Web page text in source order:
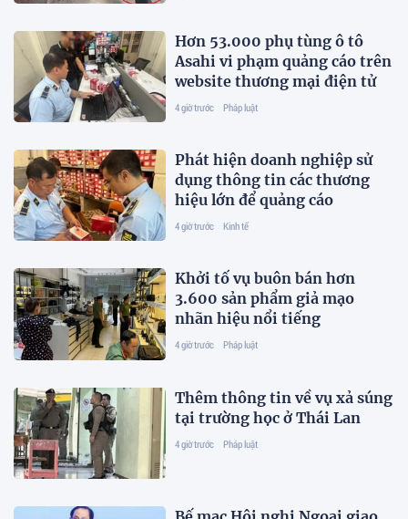
Hơn 53.000 phụ tùng ô tô
Asahi vi phạm quảng cáo trên
website thương mại điện tử
4 giờ trước Pháp luật
Phát hiện doanh nghiệp sử
dụng thông tin các thương
hiệu lớn để quảng cáo
4 giờ trước Kinh tế
Khởi tố vụ buôn bán hơn
3.600 sản phẩm giả mạo
nhãn hiệu nổi tiếng
4 giờ trước Pháp luật
Thêm thông tin về vụ xả súng
tại trường học ở Thái Lan
4 giờ trước Pháp luật